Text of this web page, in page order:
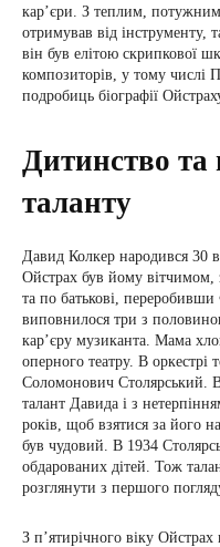
кар’єри. З теплим,
отримував від інструменту,
він був елітою скрипкової
композиторів, у тому числі
подробиць біографії
Дитинство та
таланту
Давид Колкер народився 30
Ойстрах був йому вітчимом,
та по батькові,
виповнилося три з
кар’єру музиканта. Мама
оперного театру. В оркестрі
Соломонович Столярський.
талант Давида і з
років, щоб взятися за його
був чудовий. В 1934
обдарованих дітей. Тож
розглянути з першого
З п’ятирічного віку